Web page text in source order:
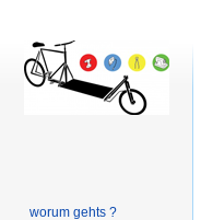
worum gehts ?